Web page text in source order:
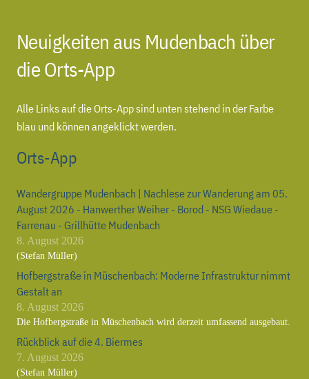
Neuigkeiten aus Mudenbach über
die Orts-App
Alle Links auf die Orts-App sind unten stehend in der Farbe
blau und können angeklickt werden.
Orts-App
Wandergruppe Mudenbach | Nachlese zur Wanderung am 05.
August 2026 - Hanwerther Weiher - Borod - NSG Wiedaue -
Farrenau - Grillhütte Mudenbach
8. August 2026
(Stefan Müller)
Hofbergstraße in Müschenbach: Moderne Infrastruktur nimmt
Gestalt an
8. August 2026
Die Hofbergstraße in Müschenbach wird derzeit umfassend ausgebaut.
Rückblick auf die 4. Biermes
7. August 2026
(Stefan Müller)